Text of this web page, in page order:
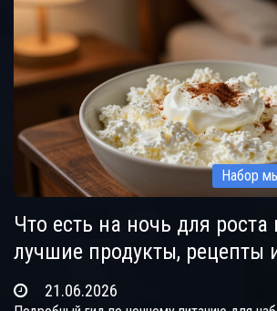
Набор
Что есть на ночь для
лучшие продукты,
21.06.2026